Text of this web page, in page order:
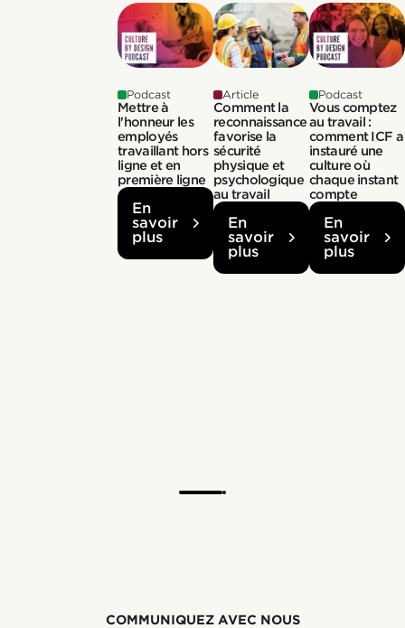
Podcast
Mettre à
l'honneur les
employés
travaillant hors
ligne et en
première ligne
En
savoir
plus
Article
Comment la
reconnaissance
favorise la
sécurité
physique et
psychologique
au travail
En
savoir
plus
Podcast
Vous comptez
au travail :
comment ICF a
instauré une
culture où
chaque instant
compte
En
savoir
plus
COMMUNIQUEZ AVEC NOUS